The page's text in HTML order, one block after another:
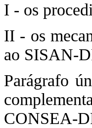
I - os
II - os
ao SISAN-
Parágrafo
CONSEA-